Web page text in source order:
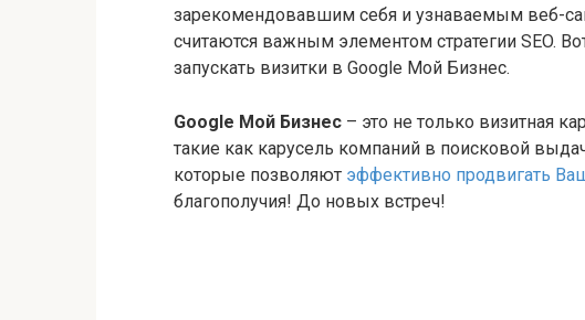
зарекомендовавшим себя и узнаваемым веб-
считаются важным элементом стратегии SEO.
запускать визитки в Google Мой Бизнес.
Google Мой Бизнес – это не только визитная
такие как карусель компаний в поисковой
которые позволяют эффективно продвигать
благополучия! До новых встреч!